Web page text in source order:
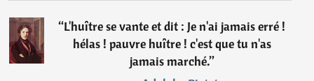
“L'huître se vante et dit : Je n'ai jamais erré !
hélas ! pauvre huître ! c'est que tu n'as
jamais marché.”